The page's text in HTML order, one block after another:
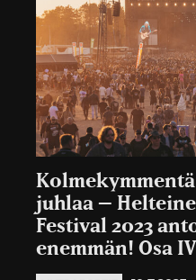
juhlaa –
Festival 2023
enemmän! Osa IV